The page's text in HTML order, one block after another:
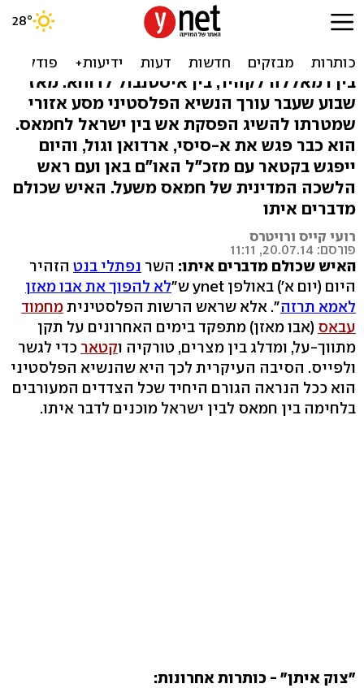
מדלג ומפייס. אבו מאזן על
תקן מתווך-על
בין רמאללה לקהיר, בין איסטנבול לדוחא: מאז
שבוע שעבר עורך הנשיא הפלסטיני מסע אזורי
שמטרתו להשיג הפסקת אש בין ישראל לחמאס.
הוא כבר פגש את א-סיסי, ארדואן וגול, והיום
ייפגש בקטאר עם מזכ"ל האו"ם באן ועם ראש
הלשכה המדינית של חמאס משעל. האיש שכולם
מדברים איתו
רועי קייס ורויטרס
פורסם: 20.07.14, 11:11
האיש שכולם מדברים איתו: השר נפתלי בנט הזהיר
היום (יום א') באולפן ynet ש"
לא להפוך את אבו מאזן
לאמא תרזה". אלא שראש הרשות הפלסטיניתמחמוד
עבאס (אבו מאזן) מתפקד בימים האחרונים על תקן
מתווך-על, ומדלג בין מצרים, טורקיה וקטאר כדי לגשר
ולפייס. הסיבה העיקרית לכך היא שהנשיא הפלסטיני
הוא ככל הנראה הגורם היחיד שכל הצדדים המעורבים
בלחימה בין חמאס לבין ישראל מוכנים לדבר איתו.
"צוק איתן" - כותרות אחרונות: